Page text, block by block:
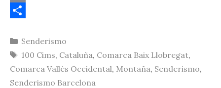
p
L
i
n
e
s
k
E
a
i
l
o
m
p
Categorías
Senderismo
Etiquetas
100 Cims, Cataluña, Comarca Baix Llobregat,
Comarca Vallès Occidental, Montaña, Senderismo,
Senderismo Barcelona